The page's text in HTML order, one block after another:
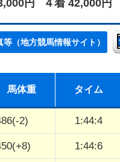
円 ４着 42,000円
等（地方競馬情報サイト）
馬体重 タイム
2) 1:44:4
1:44:6